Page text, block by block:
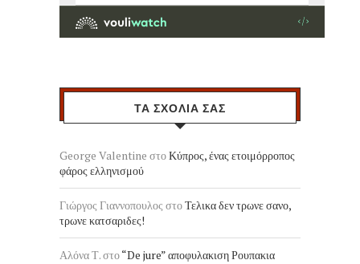
ΤΑ ΣΧΟΛΙΑ ΣΑΣ
George Valentine στοΚύπρος, ένας ετοιμόρροπος
φάρος ελληνισμού
Γιώργος Γιαννοπουλος στοΤελικα δεν τρωνε σανο,
τρωνε κατσαριδες!
Αλόνα Τ.στο“De jure” αποφυλακιση Ρουπακια